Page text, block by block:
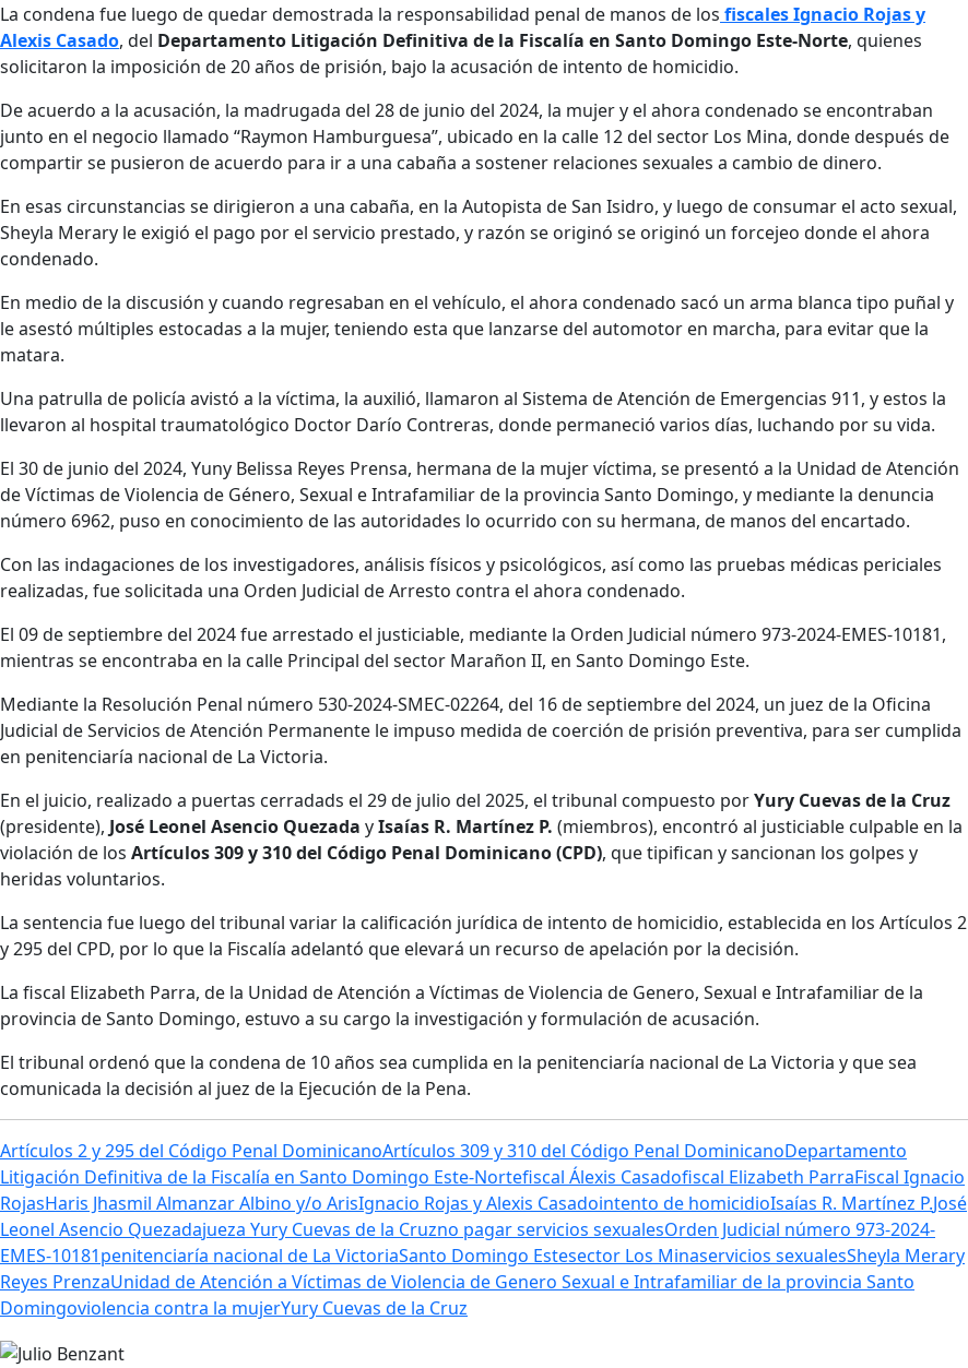
La condena fue luego de quedar demostrada la responsabilidad penal de manos de los fiscales Ignacio Rojas y
Alexis Casado, del Departamento Litigación Definitiva de la Fiscalía en Santo Domingo Este-Norte, quienes
solicitaron la imposición de 20 años de prisión, bajo la acusación de intento de homicidio.
De acuerdo a la acusación, la madrugada del 28 de junio del 2024, la mujer y el ahora condenado se encontraban
junto en el negocio llamado “Raymon Hamburguesa”, ubicado en la calle 12 del sector Los Mina, donde después de
compartir se pusieron de acuerdo para ir a una cabaña a sostener relaciones sexuales a cambio de dinero.
En esas circunstancias se dirigieron a una cabaña, en la Autopista de San Isidro, y luego de consumar el acto sexual,
Sheyla Merary le exigió el pago por el servicio prestado, y razón se originó se originó un forcejeo donde el ahora
condenado.
En medio de la discusión y cuando regresaban en el vehículo, el ahora condenado sacó un arma blanca tipo puñal y
le asestó múltiples estocadas a la mujer, teniendo esta que lanzarse del automotor en marcha, para evitar que la
matara.
Una patrulla de policía avistó a la víctima, la auxilió, llamaron al Sistema de Atención de Emergencias 911, y estos la
llevaron al hospital traumatológico Doctor Darío Contreras, donde permaneció varios días, luchando por su vida.
El 30 de junio del 2024, Yuny Belissa Reyes Prensa, hermana de la mujer víctima, se presentó a la Unidad de Atención
de Víctimas de Violencia de Género, Sexual e Intrafamiliar de la provincia Santo Domingo, y mediante la denuncia
número 6962, puso en conocimiento de las autoridades lo ocurrido con su hermana, de manos del encartado.
Con las indagaciones de los investigadores, análisis físicos y psicológicos, así como las pruebas médicas periciales
realizadas, fue solicitada una Orden Judicial de Arresto contra el ahora condenado.
El 09 de septiembre del 2024 fue arrestado el justiciable, mediante la Orden Judicial número 973-2024-EMES-10181,
mientras se encontraba en la calle Principal del sector Marañon II, en Santo Domingo Este.
Mediante la Resolución Penal número 530-2024-SMEC-02264, del 16 de septiembre del 2024, un juez de la Oficina
Judicial de Servicios de Atención Permanente le impuso medida de coerción de prisión preventiva, para ser cumplida
en penitenciaría nacional de La Victoria.
En el juicio, realizado a puertas cerradads el 29 de julio del 2025, el tribunal compuesto porYury Cuevas de la Cruz
(presidente), José Leonel Asencio Quezada yIsaías R. Martínez P. (miembros), encontró al justiciable culpable en la
violación de los Artículos 309 y 310 del Código Penal Dominicano (CPD), que tipifican y sancionan los golpes y
heridas voluntarios.
La sentencia fue luego del tribunal variar la calificación jurídica de intento de homicidio, establecida en los Artículos 2
y 295 del CPD, por lo que la Fiscalía adelantó que elevará un recurso de apelación por la decisión.
La fiscal Elizabeth Parra, de la Unidad de Atención a Víctimas de Violencia de Genero, Sexual e Intrafamiliar de la
provincia de Santo Domingo, estuvo a su cargo la investigación y formulación de acusación.
El tribunal ordenó que la condena de 10 años sea cumplida en la penitenciaría nacional de La Victoria y que sea
comunicada la decisión al juez de la Ejecución de la Pena.
Artículos 2 y 295 del Código Penal DominicanoArtículos 309 y 310 del Código Penal DominicanoDepartamento
Litigación Definitiva de la Fiscalía en Santo Domingo Este-Nortefiscal Álexis Casadofiscal Elizabeth ParraFiscal Ignacio
RojasHaris Jhasmil Almanzar Albino y/o ArisIgnacio Rojas y Alexis Casadointento de homicidioIsaías R. Martínez P.José
Leonel Asencio Quezadajueza Yury Cuevas de la Cruzno pagar servicios sexualesOrden Judicial número 973-2024-
EMES-10181penitenciaría nacional de La VictoriaSanto Domingo Estesector Los Minaservicios sexualesSheyla Merary
Reyes PrenzaUnidad de Atención a Víctimas de Violencia de Genero Sexual e Intrafamiliar de la provincia Santo
Domingoviolencia contra la mujerYury Cuevas de la Cruz